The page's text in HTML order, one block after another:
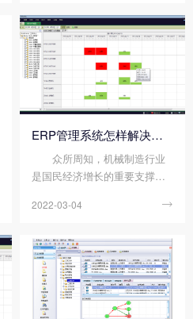
销体系信息，以共同应对变化
的市场和竞争对手的多变的竞
争手段，力争实现集体...
ERP管理系统怎样解决机械加工行业痛点?
众所周知，机械制造行业
是国民经济增长的重要支撑，
企业面临各种挑战，频繁出现
难定，产品质量不过关、生产
过程操作不规范以及原材料使
用不当造成资源浪等...
2022-03-04 